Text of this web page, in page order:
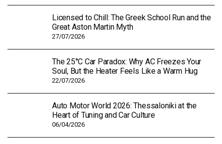
Licensed to Chill: The Greek School Run and the
Great Aston Martin Myth
27/07/2026
The 25°C Car Paradox: Why AC Freezes Your
Soul, But the Heater Feels Like a Warm Hug
22/07/2026
Auto Motor World 2026: Thessaloniki at the
Heart of Tuning and Car Culture
06/04/2026